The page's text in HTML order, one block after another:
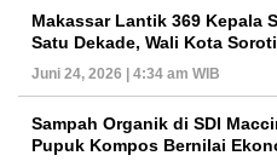
Makassar Lantik 369 Kepala
Satu Dekade, Wali Kota
Juni 24, 2026 | 4:34 am WIB
Sampah Organik di SDI
Pupuk Kompos Bernilai